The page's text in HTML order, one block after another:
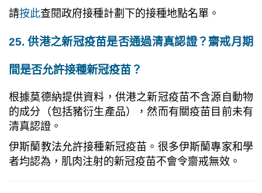
請按此查閱政府接種計劃下的接種地點名單。
25. 供港之新冠疫苗是否通過清真認證？齋戒月期
間是否允許接種新冠疫苗？
根據莫德納提供資料，供港之新冠疫苗不含源自動物
的成分（包括豬衍生產品），然而有關疫苗目前未有
清真認證。
伊斯蘭教法允許接種新冠疫苗。很多伊斯蘭專家和學
者均認為，肌肉注射的新冠疫苗不會令齋戒無效。